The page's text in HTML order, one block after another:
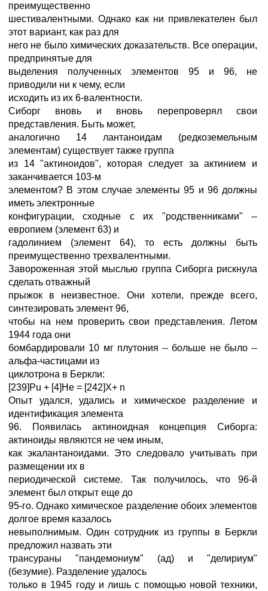
преимущественно
шестивалентными. Однако как ни привлекателен был
этот вариант, как раз для
него не было химических доказательств. Все операции,
предпринятые для
выделения полученных элементов 95 и 96, не
приводили ни к чему, если
исходить из их 6-валентности.
Сиборг вновь и вновь перепроверял свои
представления. Быть может,
аналогично 14 лантаноидам (редкоземельным
элементам) существует также группа
из 14 "актиноидов", которая следует за актинием и
заканчивается 103-м
элементом? В этом случае элементы 95 и 96 должны
иметь электронные
конфигурации, сходные с их "родственниками" --
европием (элемент 63) и
гадолинием (элемент 64), то есть должны быть
преимущественно трехвалентными.
Завороженная этой мыслью группа Сиборга рискнула
сделать отважный
прыжок в неизвестное. Они хотели, прежде всего,
синтезировать элемент 96,
чтобы на нем проверить свои представления. Летом
1944 года они
бомбардировали 10 мг плутония -- больше не было --
альфа-частицами из
циклотрона в Беркли:
[239]Pu + [4]He = [242]X+ n
Опыт удался, удались и химическое разделение и
идентификация элемента
96. Появилась актиноидная концепция Сиборга:
актиноиды являются не чем иным,
как экалантаноидами. Это следовало учитывать при
размещении их в
периодической системе. Так получилось, что 96-й
элемент был открыт еще до
95-го. Однако химическое разделение обоих элементов
долгое время казалось
невыполнимым. Один сотрудник из группы в Беркли
предложил назвать эти
трансураны "пандемониум" (ад) и "делириум"
(безумие). Разделение удалось
только в 1945 году и лишь с помощью новой техники,